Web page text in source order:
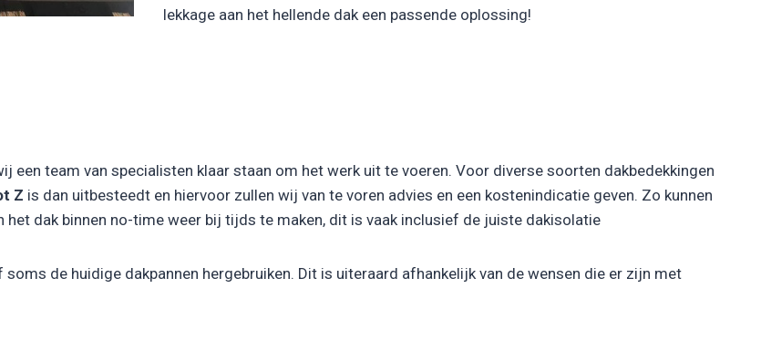
lekkage aan het hellende dak een passende oplossing!
een team van specialisten klaar staan om het werk uit te voeren. Voor diverse soorten dakbedekkingen
Z is dan uitbesteedt en hiervoor zullen wij van te voren advies en een kostenindicatie geven. Zo kunnen
dak binnen no-time weer bij tijds te maken, dit is vaak inclusief de juiste dakisolatie
de huidige dakpannen hergebruiken. Dit is uiteraard afhankelijk van de wensen die er zijn met